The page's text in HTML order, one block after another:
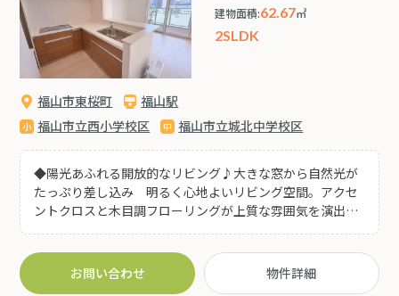
建物面積:62.67㎡
2SLDK
福山市東桜町
福山駅
福山市立西小学校区
福山市立城北中学校区
◆陽光あふれる開放的なリビング♪大きな窓から自然光が
たっぷり差し込み 明るく心地よいリビング空間。アクセ
ントクロスと木目調フローリングが上質な雰囲気を演出し
で調理中もリビング・ダイニングを見渡せる開放的な空間
となっております♪生活動線の良さが魅力(^^) ◆視界が開
お問い合わせ 物件詳細